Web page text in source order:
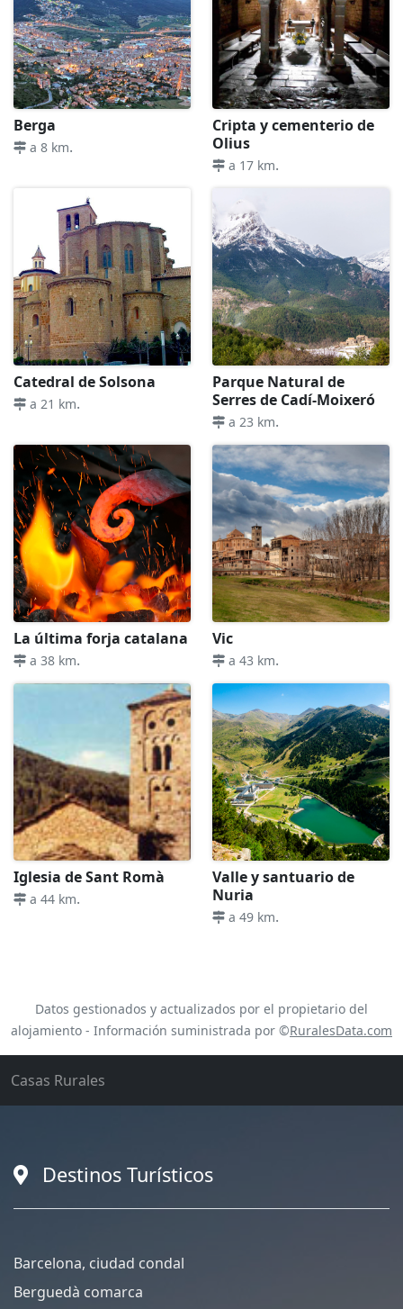
Berga
a 8 km.
Cripta y cementerio de
Olius
a 17 km.
Catedral de Solsona
a 21 km.
Parque Natural de
Serres de Cadí-Moixeró
a 23 km.
La última forja catalana
a 38 km.
Vic
a 43 km.
Iglesia de Sant Romà
a 44 km.
Valle y santuario de
Nuria
a 49 km.
Datos gestionados y actualizados por el propietario del
alojamiento - Información suministrada por ©RuralesData.com
Casas Rurales
Destinos Turísticos
Barcelona, ciudad condal
Berguedà comarca